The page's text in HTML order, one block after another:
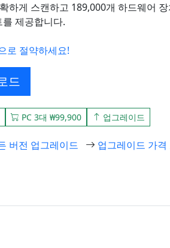
하게 스캔하고 189,000개 하드웨어 장
제공합니다.
로 절약하세요!
드
PC 3대 ₩99,900 업그레이드
버전 업그레이드 업그레이드 가격